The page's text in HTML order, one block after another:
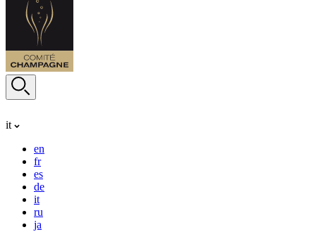
it
en
fr
es
de
it
ru
ja